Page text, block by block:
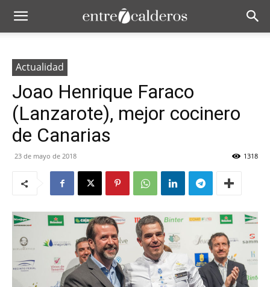
Actualidad
Joao Henrique Faraco
(Lanzarote), mejor cocinero
de Canarias
23 de mayo de 2018 1318